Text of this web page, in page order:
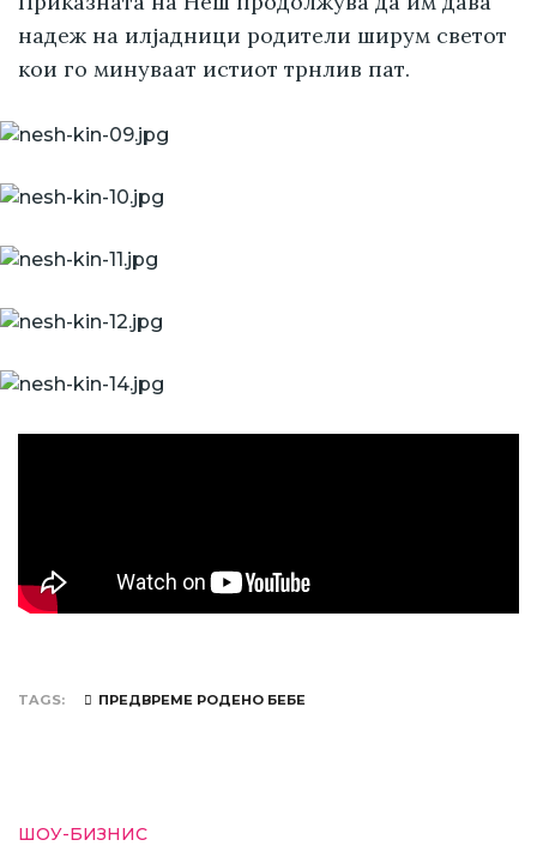
надеж на илјадници родители ширум светот
кои го минуваат истиот трнлив пат.
TAGS ПРЕДВРЕМЕ РОДЕНО БЕБЕ
ШОУ-БИЗНИС